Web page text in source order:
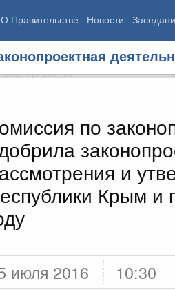
О Правительстве Новости
по
и
Крым и
июля 2016 10:30
Председатель Правительства
Вице-премьеры
Демография
Здоровье
Образование
Культура
программы